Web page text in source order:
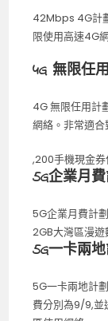
42Mbps 4G計
限使用高速4G
4G 無限任
4G 無限任用計
網絡。非常適合
,200手機現金券
5G企業月
5G企業月費計
2GB大灣區漫
5G一卡兩
5G一卡兩地計
費分別為9/9,並